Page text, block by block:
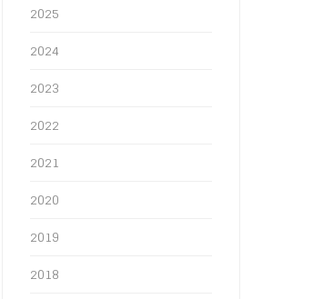
2025
2024
2023
2022
2021
2020
2019
2018